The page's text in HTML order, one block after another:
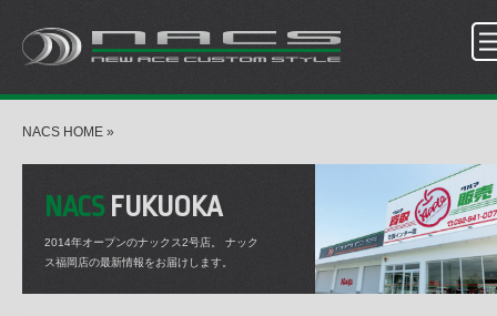
NACS HOME »
NACSFUKUOKA
2014年オープンのナックス2号店。
ナック
ス福岡店の最新情報をお届けします。